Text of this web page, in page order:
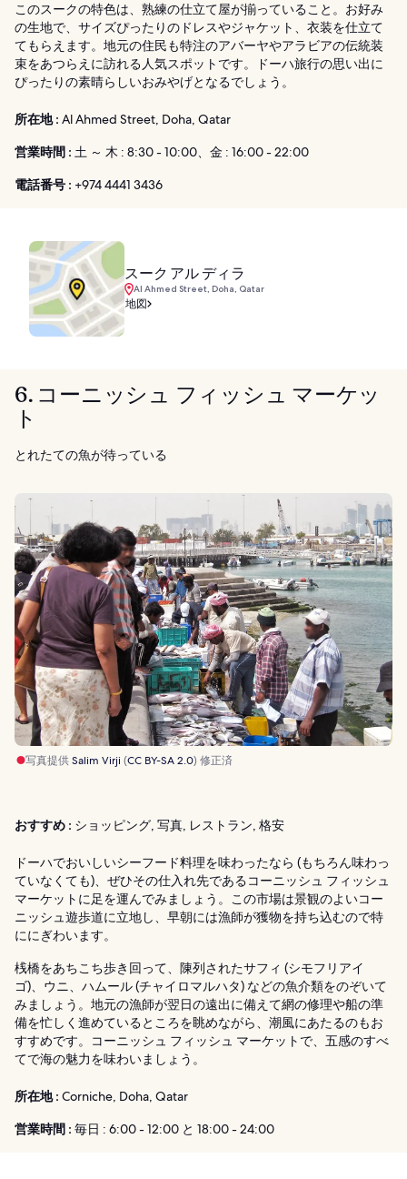
このスークの特色は、熟練の仕立て屋が揃っていること。お好み
の生地で、サイズぴったりのドレスやジャケット、衣装を仕立て
てもらえます。地元の住民も特注のアバーヤやアラビアの伝統装
束をあつらえに訪れる人気スポットです。ドーハ旅行の思い出に
ぴったりの素晴らしいおみやげとなるでしょう。
所在地 : Al Ahmed Street, Doha, Qatar
営業時間 : 土 ～ 木 : 8:30 - 10:00、金 : 16:00 - 22:00
電話番号 : +974 4441 3436
スーク アル ディラ
Al Ahmed Street, Doha, Qatar
地図
6. コーニッシュ フィッシュ マーケッ
ト
とれたての魚が待っている
写真提供Salim Virji (CC BY-SA 2.0) 修正済
おすすめ : ショッピング, 写真, レストラン, 格安
ドーハでおいしいシーフード料理を味わったなら (もちろん味わっ
ていなくても)、ぜひその仕入れ先であるコーニッシュ フィッシュ
マーケットに足を運んでみましょう。この市場は景観のよいコー
ニッシュ遊歩道に立地し、早朝には漁師が獲物を持ち込むので特
ににぎわいます。
桟橋をあちこち歩き回って、陳列されたサフィ (シモフリアイ
ゴ)、ウニ、ハムール (チャイロマルハタ) などの魚介類をのぞいて
みましょう。地元の漁師が翌日の遠出に備えて網の修理や船の準
備を忙しく進めているところを眺めながら、潮風にあたるのもお
すすめです。コーニッシュ フィッシュ マーケットで、五感のすべ
てで海の魅力を味わいましょう。
所在地 : Corniche, Doha, Qatar
営業時間 : 毎日 : 6:00 - 12:00 と 18:00 - 24:00